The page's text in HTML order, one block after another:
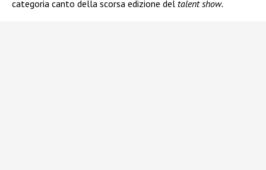
categoria canto della scorsa edizione del talent show.